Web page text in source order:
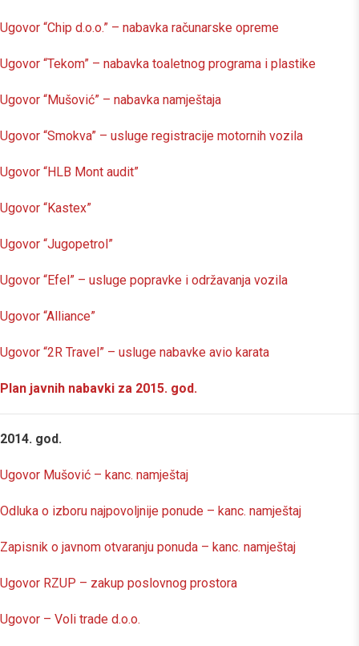
Ugovor “Chip d.o.o.” – nabavka računarske opreme
Ugovor “Tekom” – nabavka toaletnog programa i plastike
Ugovor “Mušović” – nabavka namještaja
Ugovor “Smokva” – usluge registracije motornih vozila
Ugovor “HLB Mont audit”
Ugovor “Kastex”
Ugovor “Jugopetrol”
Ugovor “Efel” – usluge popravke i održavanja vozila
Ugovor “Alliance”
Ugovor “2R Travel” – usluge nabavke avio karata
Plan javnih nabavki za 2015. god.
2014. god.
Ugovor Mušović – kanc. namještaj
Odluka o izboru najpovoljnije ponude – kanc. namještaj
Zapisnik o javnom otvaranju ponuda – kanc. namještaj
Ugovor RZUP – zakup poslovnog prostora
Ugovor – Voli trade d.o.o.